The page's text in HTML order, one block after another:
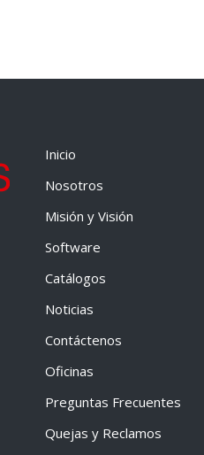
Inicio
Nosotros
Misión y Visión
Software
Catálogos
Noticias
Contáctenos
Oficinas
Preguntas Frecuentes
Quejas y Reclamos